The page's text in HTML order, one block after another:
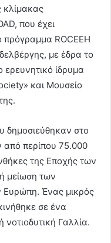
που έχει
πρόγραμμα ROCEEH
με έδρα το
ερευνητικό ίδρυμα
και Μουσείο
δημοσιεύθηκαν στο
από περίπου 75.000
της Εποχής των
μείωση των
Ένας μικρός
σε ένα
νοτιοδυτική Γαλλία.